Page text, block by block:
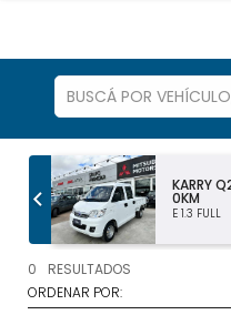
TODOS
KARRY
0KM
E 1.3 FULL
0
RESULTADOS
ORDENAR POR: